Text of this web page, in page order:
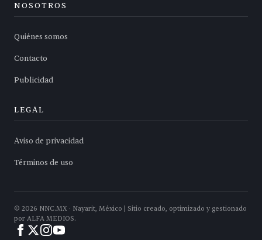
NOSOTROS
Quiénes somos
Contacto
Publicidad
LEGAL
Aviso de privacidad
Términos de uso
© 2026 NNC.MX · Nayarit, México | Sitio creado, optimizado y gestionado
por ALFA MEDIOS.